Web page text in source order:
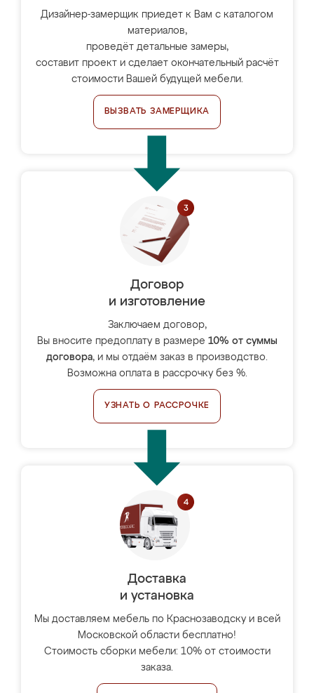
Дизайнер-замерщик приедет к Вам с каталогом
материалов,
проведёт детальные замеры,
составит проект и сделает окончательный расчёт
стоимости Вашей будущей мебели.
ВЫЗВАТЬ ЗАМЕРЩИКА
Договор
и изготовление
Заключаем договор,
Вы вносите предоплату в размере 10% от суммы
договора, и мы отдаём заказ в производство.
Возможна оплата в рассрочку без %.
УЗНАТЬ О РАССРОЧКЕ
Доставка
и установка
Мы доставляем мебель по Краснозаводску и всей
Московской области бесплатно!
Стоимость сборки мебели: 10% от стоимости
заказа.